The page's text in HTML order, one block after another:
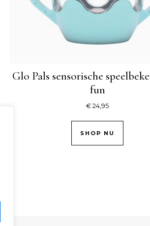
Glo Pals sensorische
fun
€24,95
SHOP NU